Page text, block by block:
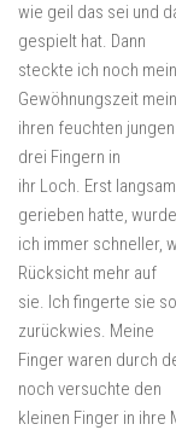
wie geil das sei und
gespielt hat. Dann
steckte ich noch
Gewöhnungszeit
ihren feuchten
drei Fingern in
ihr Loch. Erst
gerieben hatte, wurde
ich immer schneller,
Rücksicht mehr auf
sie. Ich fingerte sie
zurückwies. Meine
Finger waren durch
noch versuchte den
kleinen Finger in ihre